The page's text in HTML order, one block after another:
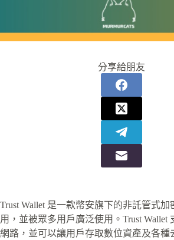
分享給朋友
Trust Wallet 是一款幣安旗下的非託管式
用，並被眾多用戶廣泛使用。Trust Wallet
網路，並可以讓用戶存取數位資產及各種